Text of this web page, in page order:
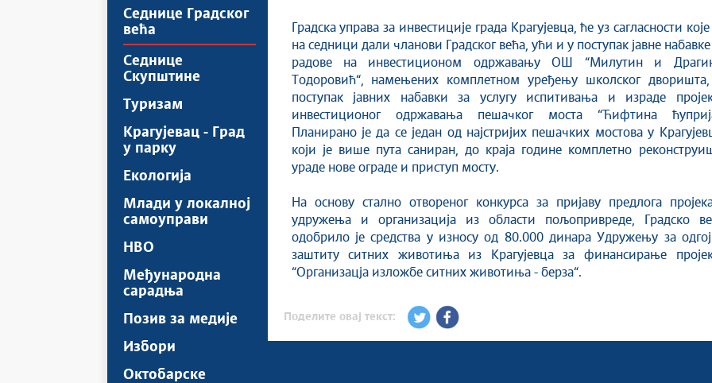
Седнице Градског
већа
Седнице
Скупштине
Туризам
Крагујевац - Град
у парку
Екологија
Млади у локалној
самоуправи
НВО
Међународна
сарадња
Позив за медије
Избори
Октобарске
Градска управа за инвестиције града Крагујевца, ће уз сагласности које
на седници дали чланови Градског већа, ући и у поступак јавне набавке
радове на инвестиционом одржавању ОШ “Милутин и
Тодоровић“, намењених комплетном уређењу школског
поступак јавних набавки за услугу испитивања и израде
инвестиционог одржавања пешачког моста “Ћифтина
Планирано је да се један од најстријих пешачких мостова у
који је више пута саниран, до краја године комплетно
ураде нове ограде и приступ мосту.
На основу стално отвореног конкурса за пријаву предлога
удружења и организација из области пољопривреде, Градско
одобрило је средства у износу од 80.000 динара Удружењу за
заштиту ситних животиња из Крагујевца за финансирање
“Организацја изложбе ситних животиња - берза“.
Поделите овај текст: